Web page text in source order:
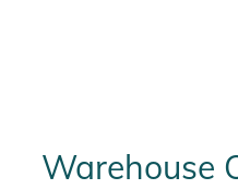
Warehouse